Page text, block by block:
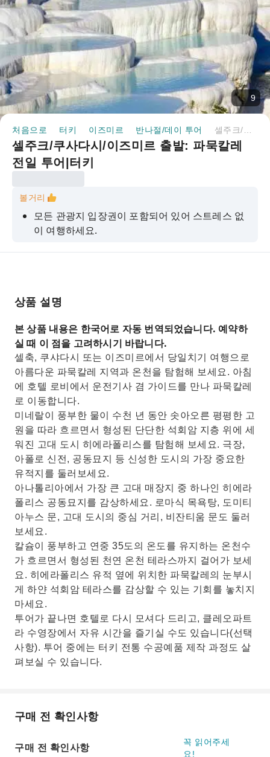
9
처음으로 터키 이즈미르 반나절/데이 투어
셀주크/쿠사다시/이즈미르 출발: 파묵칼레
전일 투어|터키
볼거리
모든 관광지 입장권이 포함되어 있어 스트레스 없
이 여행하세요.
그림처럼 아름다운 파묵칼레를 탐험하고 유명한
기회를 놓치지 마세요.
하세요.
유네스코 세계문화유산인 히에라폴리스를 방문하
여 고대 아나톨리아 최대 규모의 공동묘지를 둘러
보세요.
상품 설명
본 상품 내용은 한국어로 자동 번역되었습니다. 예약하
실 때 이 점을 고려하시기 바랍니다.
셀축, 쿠샤다시 또는 이즈미르에서 당일치기 여행으로
아름다운 파묵칼레 지역과 온천을 탐험해 보세요. 아침
에 호텔 로비에서 운전기사 겸 가이드를 만나 파묵칼레
로 이동합니다.
미네랄이 풍부한 물이 수천 년 동안 솟아오른 평평한 고
원을 따라 흐르면서 형성된 단단한 석회암 지층 위에 세
워진 고대 도시 히에라폴리스를 탐험해 보세요. 극장,
아폴로 신전, 공동묘지 등 신성한 도시의 가장 중요한
유적지를 둘러보세요.
아나톨리아에서 가장 큰 고대 매장지 중 하나인 히에라
폴리스 공동묘지를 감상하세요. 로마식 목욕탕, 도미티
아누스 문, 고대 도시의 중심 거리, 비잔티움 문도 둘러
보세요.
칼슘이 풍부하고 연중 35도의 온도를 유지하는 온천수
가 흐르면서 형성된 천연 온천 테라스까지 걸어가 보세
요. 히에라폴리스 유적 옆에 위치한 파묵칼레의 눈부시
게 하얀 석회암 테라스를 감상할 수 있는 기회를 놓치지
마세요.
투어가 끝나면 호텔로 다시 모셔다 드리고, 클레오파트
라 수영장에서 자유 시간을 즐기실 수도 있습니다(선택
사항). 투어 중에는 터키 전통 수공예품 제작 과정도 살
펴보실 수 있습니다.
구매 전 확인사항
구매 전 확인사항
꼭 읽어주세
요!